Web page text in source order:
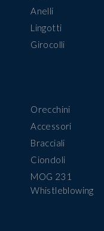
Anelli
Lingotti
Girocolli
Orecchini
Accessori
Bracciali
Ciondoli
MOG 231
Whistleblowing